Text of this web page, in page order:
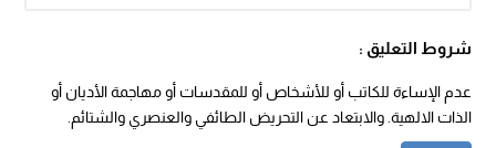
شروط التعليق :
عدم الإساءة للكاتب أو للأشخاص أو للمقدسات أو مهاجمة الأديان أو
الذات الالهية. والابتعاد عن التحريض الطائفي والعنصري والشتائم.